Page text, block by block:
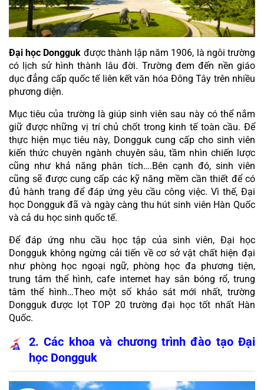
Đại học Dongguk được thành lập năm 1906, là ngôi trường
có lịch sử hình thành lâu đời. Trường đem đến nền giáo
dục đẳng cấp quốc tế liên kết văn hóa Đông Tây trên nhiều
phương diện.
Mục tiêu của trường là giúp sinh viên sau này có thể nắm
giữ được những vị trí chủ chốt trong kinh tế toàn cầu. Để
thực hiện mục tiêu này, Dongguk cung cấp cho sinh viên
kiến thức chuyên ngành chuyên sâu, tầm nhìn chiến lược
cũng như khả năng phân tích….Bên cạnh đó, sinh viên
cũng sẽ được cung cấp các kỹ năng mềm cần thiết để có
đủ hành trang để đáp ứng yêu cầu công việc. Vì thế, Đại
học Dongguk đã và ngày càng thu hút sinh viên Hàn Quốc
và cả du học sinh quốc tế.
Để đáp ứng nhu cầu học tập của sinh viên, Đại học
Dongguk không ngừng cải tiến về cơ sở vật chất hiện đại
như phòng học ngoại ngữ, phòng học đa phương tiện,
trung tâm thể hình, cafe internet hay sân bóng rổ, trung
tâm thể hình…Theo một số khảo sát mới nhất, trường
Dongguk được lọt TOP 20 trường đại học tốt nhất Hàn
Quốc.
2. Các khoa và chương trình đào tạo Đại
học Dongguk